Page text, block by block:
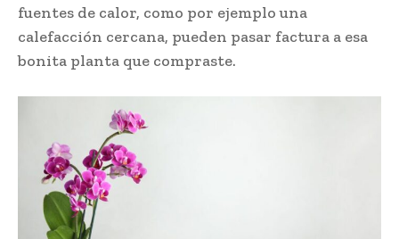
fuentes de calor, como por ejemplo una
calefacción cercana, pueden pasar factura a esa
bonita planta que compraste.